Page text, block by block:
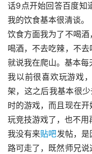
话9点开始回答百度知
我的饮食基本很清谈。
饮食方面我为了不喝
喝酒，不去吃辣，不
就说我在爬山。基本每
我以前很喜欢玩游戏
架，这之后我基本很
时的游戏，而且现在
玩竞技游戏了，也不用
我没有来贴吧发帖，是
路可走了，既然师兄